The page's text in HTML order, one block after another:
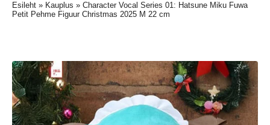
Esileht » Kauplus » Character Vocal Series 01: Hatsune Miku Fuwa
Petit Pehme Figuur Christmas 2025 M 22 cm